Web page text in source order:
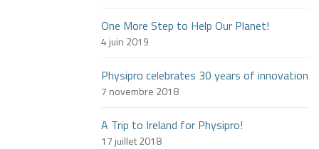
One More Step to Help Our Planet!
4 juin 2019
Physipro celebrates 30 years of innovation
7 novembre 2018
A Trip to Ireland for Physipro!
17 juillet 2018